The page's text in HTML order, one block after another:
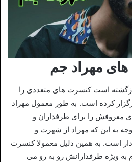
مهراد جم
بازگشته است کنسرت‌ های متعددی را
کرده است. به طور معمول مهراد
معروفش را برای طرفداران و
به این که مهراد از شهرت و
است. به همین دلیل معمولا کنسرت‌
به ویژه طرفدارانش رو به رو می‌